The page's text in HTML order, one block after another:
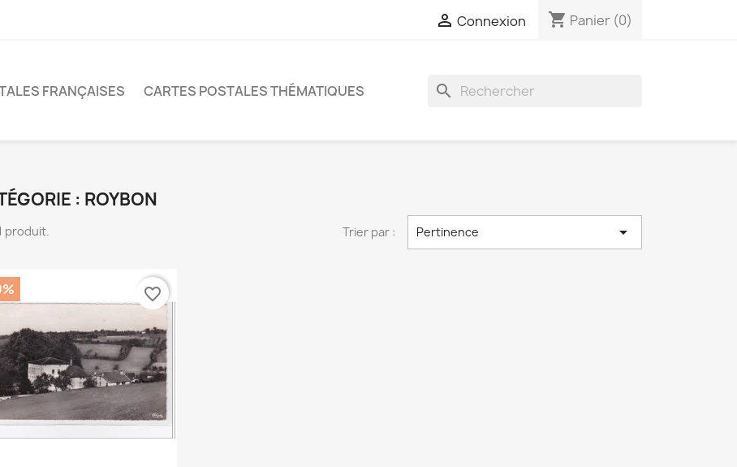
 Connexion shopping_cart Panier (0)
FRANÇAISES CARTES POSTALES THÉMATIQUES search
: ROYBON
produit. Trier par : Pertinence 
favorite_border